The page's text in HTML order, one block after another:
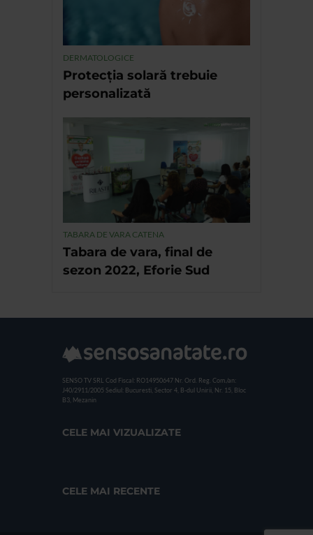
DERMATOLOGICE
Protecția solară trebuie
personalizată
TABARA DE VARA CATENA
Tabara de vara, final de
sezon 2022, Eforie Sud
SENSO TV SRL Cod Fiscal: RO14950647 Nr. Ord. Reg. Com./an:
J40/2911/2005 Sediul: Bucuresti, Sector 4, B-dul Unirii, Nr. 15, Bloc
B3, Mezanin
CELE MAI VIZUALIZATE
CELE MAI RECENTE